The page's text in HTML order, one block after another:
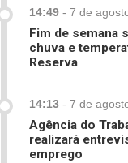
14:49 - 7 de
Fim de semana
chuva e
Reserva
14:13 - 7 de
Agência do
realizará
emprego